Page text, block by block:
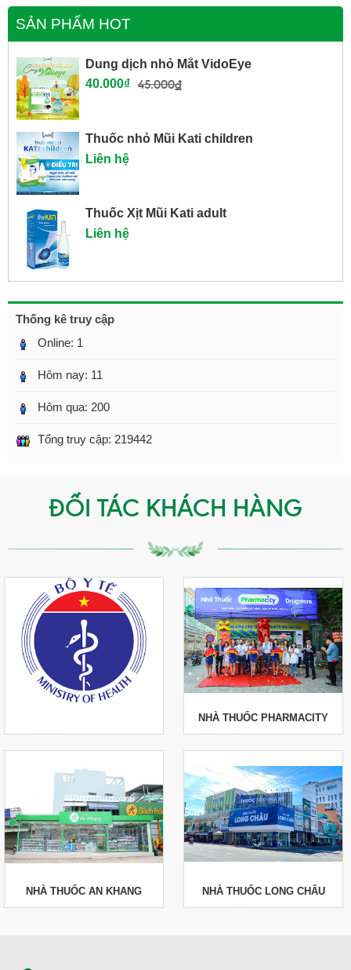
SẢN PHẨM HOT
Dung dịch nhỏ Mắt VidoEye
40.000₫ 45.000₫
Thuốc nhỏ Mũi Kati children
Liên hệ
Thuốc Xịt Mũi Kati adult
Liên hệ
Thống kê truy cập
Online: 1
Hôm nay: 11
Hôm qua: 200
Tổng truy cập: 219442
ĐỐI TÁC KHÁCH HÀNG
NHÀ THUỐC PHARMACITY
NHÀ THUỐC AN KHANG NHÀ THUỐC LONG CHÂU